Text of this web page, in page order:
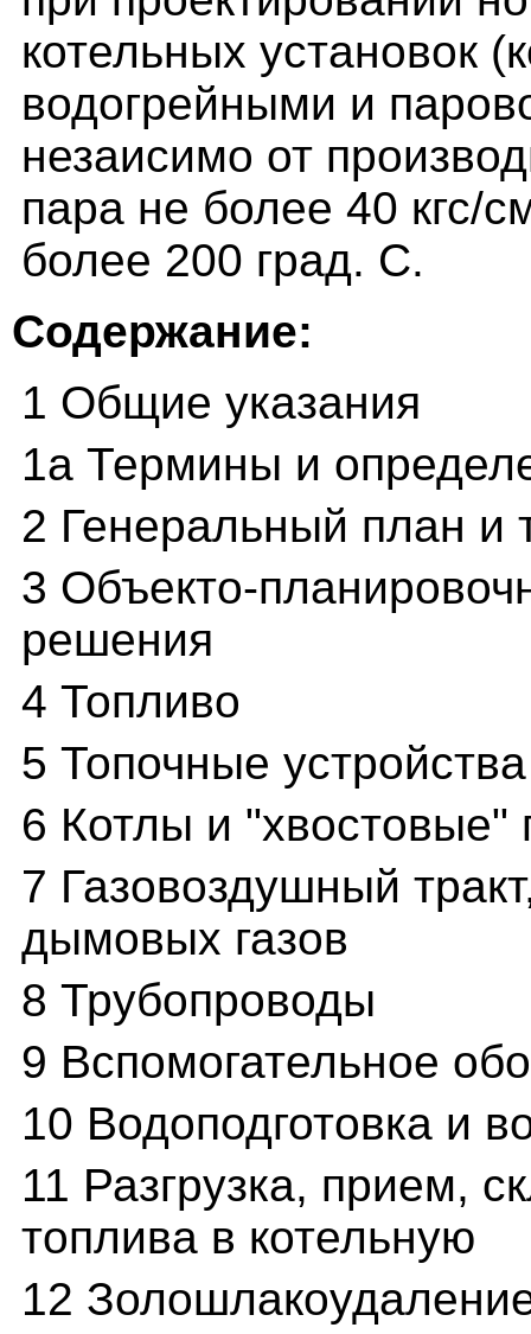
котельных установок
водогрейными и
незаисимо от
пара не более 40 кгс/
более 200 град. С.
Содержание:
1 Общие указания
1а Термины и
2 Генеральный план и
3 Объекто-
решения
4 Топливо
5 Топочные устройства
6 Котлы и "хвостовые"
7 Газовоздушный
дымовых газов
8 Трубопроводы
9 Вспомогательное
10 Водоподготовка и
11 Разгрузка, прием,
топлива в котельную
12